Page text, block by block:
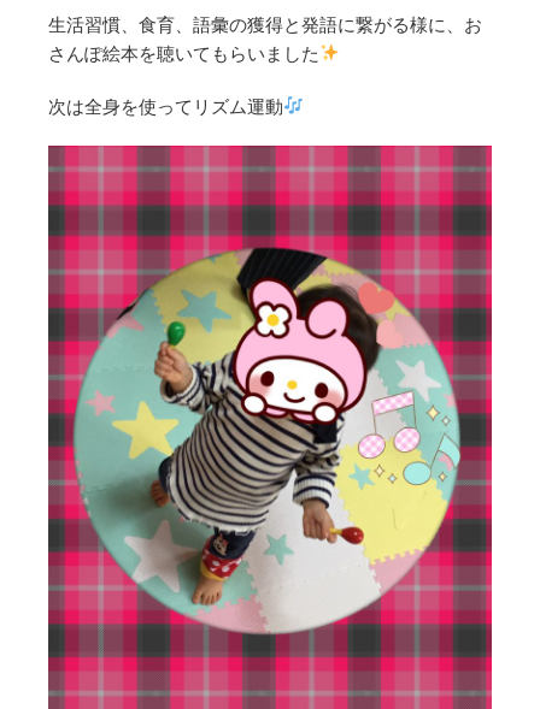
生活習慣、食育、語彙の獲得と発語に繋がる様に、お
さんぽ絵本を聴いてもらいました
次は全身を使ってリズム運動